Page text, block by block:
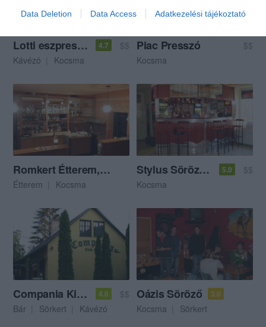
Data Deletion Data Access Adatkezelési tájékoztató
Lotti eszpresszó 4.7
$$
Kávézó
Kocsma
Piac Presszó
$$
Kocsma
Romkert Étterem, Söröző
Étterem Kocsma
Stylus Söröző és Lottózó 5.0
$$
Kocsma
Compania Kiskocsma 4.0
$$
Bár
Sörkert Kávézó
Oázis Söröző 3.0
Kocsma Sörkert